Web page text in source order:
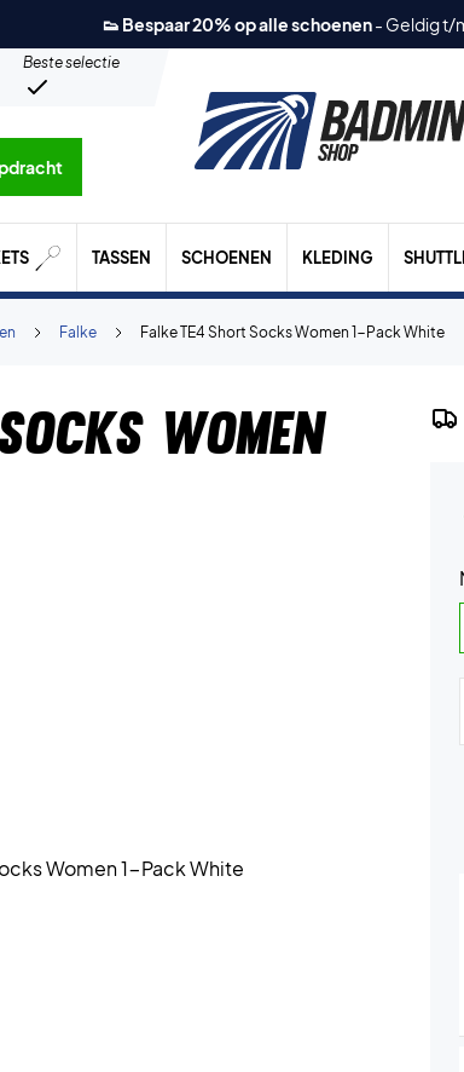
👟 Bespaar 20% op alle schoenen- Geldig t/
Beste selectie
TASSEN SCHOENEN KLEDING
Falke TE4 Short Socks Women 1-Pack White
Falke
Women